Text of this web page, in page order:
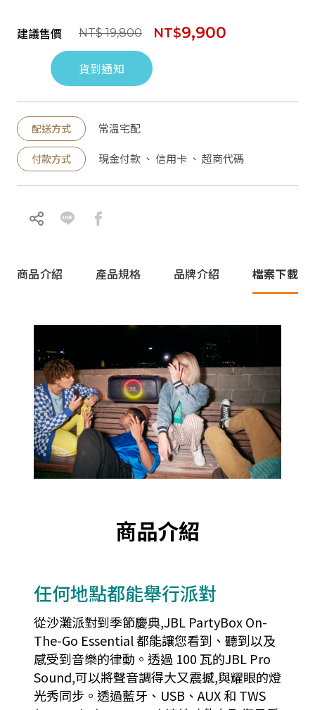
建議售價 NT$ 19,800 NT$9,900
貨到通知
配送方式 常溫宅配
付款方式 現金付款 、 信用卡 、 超商代碼
商品介紹 產品規格 品牌介紹 檔案下載
商品介紹
任何地點都能舉行派對
從沙灘派對到季節慶典,JBL PartyBox On-
The-Go Essential 都能讓您看到、聽到以及
感受到音樂的律動。透過 100 瓦的JBL Pro
Sound,可以將聲音調得大又震撼,與耀眼的燈
光秀同步。透過藍牙、USB、AUX 和 TWS